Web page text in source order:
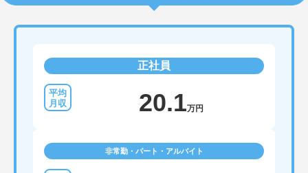
正社員
20.1万円
非常勤・パート・アルバイト